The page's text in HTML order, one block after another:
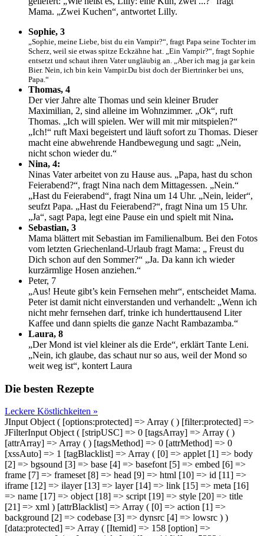
Mama. „Zwei Kuchen“, antwortet Lilly.
Sophie, 3
„Sophie, meine Liebe, bist du ein Vampir?“, fragt Papa seine Tochter im
Scherz, weil sie etwas spitze Eckzähne hat. „Ein Vampir?“, fragt Sophie
entsetzt und schaut ihren Vater ungläubig an. „Aber ich mag ja gar kein
Bier. Nein, ich bin kein Vampir.Du bist doch der Biertrinker bei uns,
Papa.“
Thomas, 4
Der vier Jahre alte Thomas und sein kleiner Bruder
Maximilian, 2, sind alleine im Wohnzimmer. „Ok“, ruft
Thomas. „Ich will spielen. Wer will mit mir mitspielen?“
„Ich!“ ruft Maxi begeistert und läuft sofort zu Thomas. Dieser
macht eine abwehrende Handbewegung und sagt: „Nein,
nicht schon wieder du.“
Nina, 4:
Ninas Vater arbeitet von zu Hause aus. „Papa, hast du schon
Feierabend?“, fragt Nina nach dem Mittagessen. „Nein.“
„Hast du Feierabend“, fragt Nina um 14 Uhr. „Nein, leider“,
seufzt Papa. „Hast du Feierabend?“, fragt Nina um 15 Uhr.
„Ja“, sagt Papa, legt eine Pause ein und spielt mit Nina.
Sebastian, 3
Mama blättert mit Sebastian im Familienalbum. Bei den Fotos
vom letzten Griechenland-Urlaub fragt Mama: „ Freust du
Dich schon auf den Sommer?“ „Ja. Da kann ich wieder
kurzärmlige Hosen anziehen.“
Peter, 7
„Aus! Heute gibt’s kein Fernsehen mehr“, entscheidet Mama.
Peter ist damit nicht einverstanden und verhandelt: „Wenn ich
nicht mehr fernsehen darf, trinke ich hunderttausend Liter
Kaffee und dann spielts die ganze Nacht Rambazamba.“
Laura, 8
„Der Mond ist viel kleiner als die Erde“, erklärt Tante Leni.
„Nein, ich glaube, das schaut nur so aus, weil der Mond so
weit weg ist“, kontert Laura
Die besten Rezepte
Leckere Köstlichkeiten »
JInput Object ( [options:protected] => Array ( ) [filter:protected] =>
JFilterInput Object ( [stripUSC] => 0 [tagsArray] => Array ( )
[attrArray] => Array ( ) [tagsMethod] => 0 [attrMethod] => 0
[xssAuto] => 1 [tagBlacklist] => Array ( [0] => applet [1] => body
[2] => bgsound [3] => base [4] => basefont [5] => embed [6] =>
frame [7] => frameset [8] => head [9] => html [10] => id [11] =>
iframe [12] => ilayer [13] => layer [14] => link [15] => meta [16]
=> name [17] => object [18] => script [19] => style [20] => title
[21] => xml ) [attrBlacklist] => Array ( [0] => action [1] =>
background [2] => codebase [3] => dynsrc [4] => lowsrc ) )
[data:protected] => Array ( [Itemid] => 158 [option] =>